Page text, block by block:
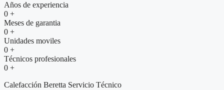
Años de experiencia
0 +
Meses de garantia
0 +
Unidades moviles
0 +
Técnicos profesionales
0 +
Calefacción Beretta Servicio Técnico